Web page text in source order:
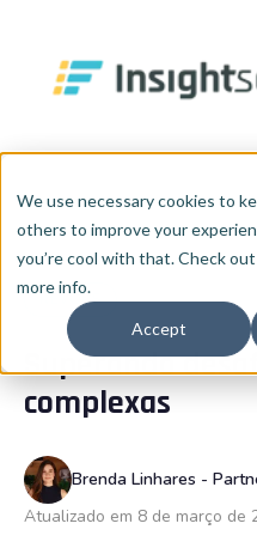
We use necessary cookies to
others to improve your
you’re cool with that. Check
more info.
Accept
O Que Fazemos
Implementação HubSpot
RevOps
Consultoria de Dados e IA
Integrações
HubSpot WhiteLabel
Insights
Cases
Blog
InsightCast
PT
🇧🇷 Português
🇪🇸 Español
REVOPS
Superando
complexas
Brenda Linhares -
Atualizado em 8 de março de